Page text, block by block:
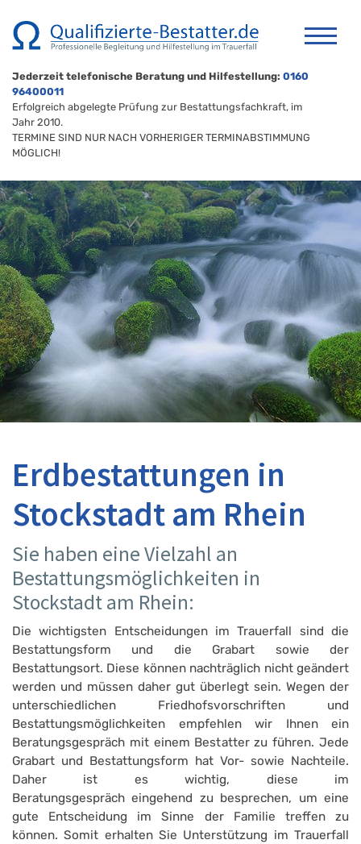
Jederzeit telefonische Beratung und Hilfestellung: 0160
96400011
Erfolgreich abgelegte Prüfung zur Bestattungsfachkraft, im
Jahr 2010.
TERMINE SIND NUR NACH VORHERIGER TERMINABSTIMMUNG
MÖGLICH!
Erdbestattungen in
Stockstadt am Rhein
Sie haben eine Vielzahl an
Bestattungsmöglichkeiten in
Stockstadt am Rhein:
Die wichtigsten Entscheidungen im Trauerfall sind die
Bestattungsform und die Grabart sowie der
Bestattungsort. Diese können nachträglich nicht geändert
werden und müssen daher gut überlegt sein. Wegen der
unterschiedlichen Friedhofsvorschriften und
Bestattungsmöglichkeiten empfehlen wir Ihnen ein
Beratungsgespräch mit einem Bestatter zu führen. Jede
Grabart und Bestattungsform hat Vor- sowie Nachteile.
Daher ist es wichtig, diese im
Beratungsgespräch eingehend zu besprechen, um eine
gute Entscheidung im Sinne der Familie treffen zu
können. Somit erhalten Sie Unterstützung im Trauerfall